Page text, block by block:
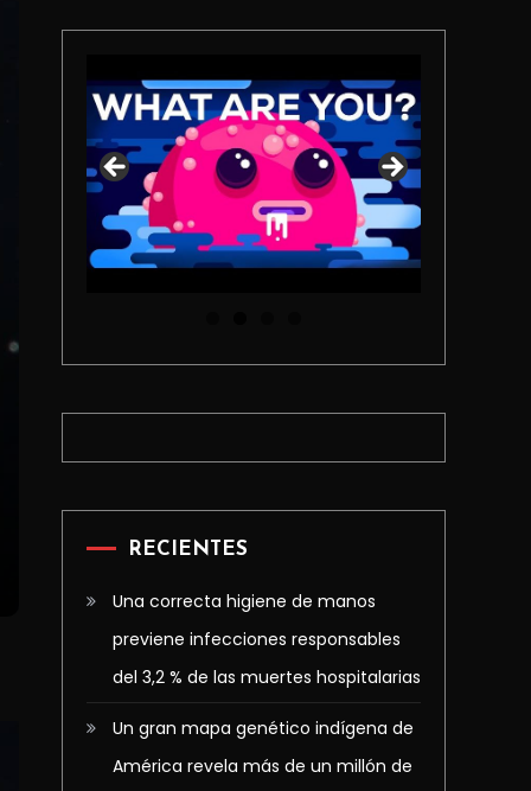
RECIENTES
Una correcta higiene de manos
previene infecciones responsables
del 3,2 % de las muertes hospitalarias
Un gran mapa genético indígena de
América revela más de un millón de